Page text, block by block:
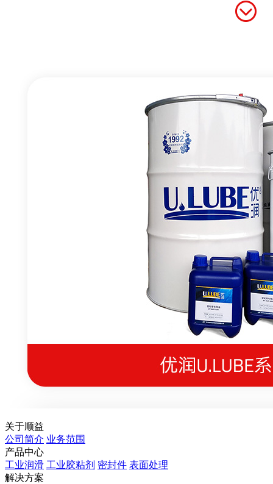
关于顺益
公司简介 业务范围
产品中心
工业润滑 工业胶粘剂 密封件 表面处理
解决方案